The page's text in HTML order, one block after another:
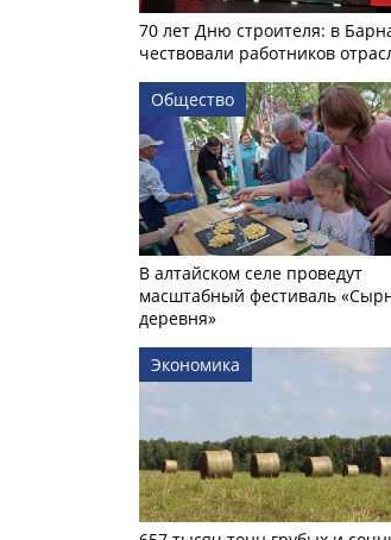
70 лет Дню строителя: в
чествовали работников
Общество
В алтайском селе проведут
масштабный фестиваль
деревня»
Экономика